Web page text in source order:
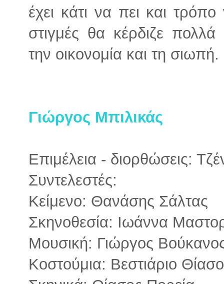
έχει κάτι να πει και
στιγμές θα κέρδιζε
την οικονομία και τη σιωπή.
Γιώργος Μπιλικάς
Επιμέλεια - διορθώσεις:
Συντελεστές:
Κείμενο: Θανάσης Σάλτας
Σκηνοθεσία: Ιωάννα
Μουσική: Γιώργος
Κοστούμια: Βεστιάριο